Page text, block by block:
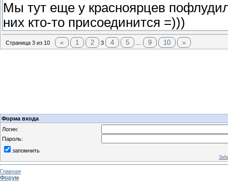
Мы тут еще у красноярцев
них кто-то присоединится =)))
Страница 3 из 10 « 1 2 3 4 5 9 10 »
Форма входа
Логин:
Пароль:
запомнить
Главная
Форум